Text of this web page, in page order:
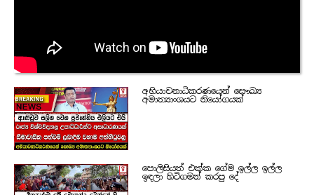
අභියාචනාධිකරණයෙන් සෞඛ්‍ය
අමාත්‍යාංශයට නියෝගයක්
පොලිසියත් එක්ක ගේම ඉල්ල ඉල්ල
ඉඳලා හිටිගමන් කරපු දේ